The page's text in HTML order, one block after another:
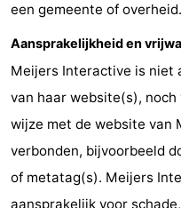
zee
minutes
Strand
&
doen
Bezienswaardigheden
-
Musea
-
een gemeente of overheid.
Aansprakelijkheid en
Meijers Interactive is niet
van haar website(s),
wijze met de website van
verbonden, bijvoorbeeld
of metatag(s). Meijers
aansprakelijk voor